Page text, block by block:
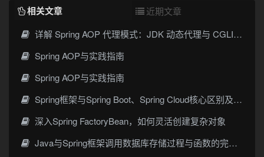
相关文章
近期文章
详解 Spring AOP 代理模式：JDK 动态代理与 CGLIB 原理
Spring AOP与实践指南
Spring AOP与实践指南
Spring框架与Spring Boot、Spring Cloud核心区别及技术演进
深入Spring FactoryBean，如何灵活创建复杂对象
Java与Spring框架调用数据库存储过程与函数的完整指南